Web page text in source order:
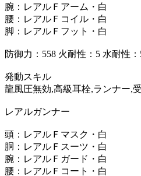
腕：レアルＦアーム・白
腰：レアルＦコイル・白
脚：レアルＦフット・白
防御力：558 火耐性：5 水耐性
発動スキル
龍風圧無効,高級耳栓,ランナー,
レアルガンナー
頭：レアルＦマスク・
胴：レアルＦスーツ・
腕：レアルＦガード・
腰：レアルＦコート・